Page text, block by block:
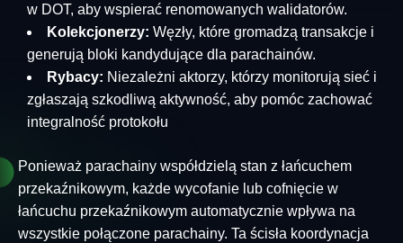
w DOT, aby wspierać renomowanych walidatorów.
Kolekcjonerzy: Węzły, które gromadzą transakcje i
generują bloki kandydujące dla parachainów.
Rybacy: Niezależni aktorzy, którzy monitorują sieć i
zgłaszają szkodliwą aktywność, aby pomóc zachować
integralność protokołu
Ponieważ parachainy współdzielą stan z łańcuchem
przekaźnikowym, każde wycofanie lub cofnięcie w
łańcuchu przekaźnikowym automatycznie wpływa na
wszystkie połączone parachainy. Ta ścisła koordynacja